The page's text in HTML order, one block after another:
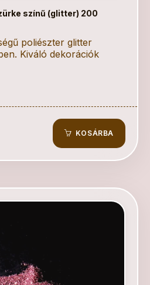
színű (glitter) 200
poliészter glitter
Kiváló dekorációk
KOSÁRBA